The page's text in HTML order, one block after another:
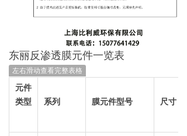
东丽反渗透膜元件一览表
左右滑动查看完整表格
元件
类型
系列 膜元件型号 尺寸